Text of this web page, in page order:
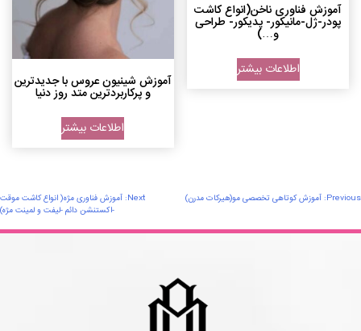
آموزش فناوری ناخن(انواع کاشت
پودر-ژل-مانیکور- پدیکور- طراحی
و…)
اطلاعات بیشتر
آموزش شینیون عروس با جدیدترین
و پرکاربردترین متد روز دنیا
اطلاعات بیشتر
راهبری
نوشته
Previous: آموزش کوتاهی تخصصی مو(هیرکات مدرن) Next: آموزش فناوری مژه( انواع کاشت موقت
-اکستنشن دائم -لیفت و لمینت مژه)